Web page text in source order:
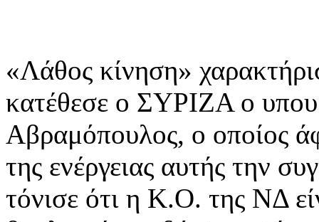
«Λάθος κίνηση»
κατέθεσε ο ΣΥΡΙΖΑ ο
Αβραμόπουλος, ο οποίος
της ενέργειας αυτής την
τόνισε ότι η Κ.Ο. της ΝΔ